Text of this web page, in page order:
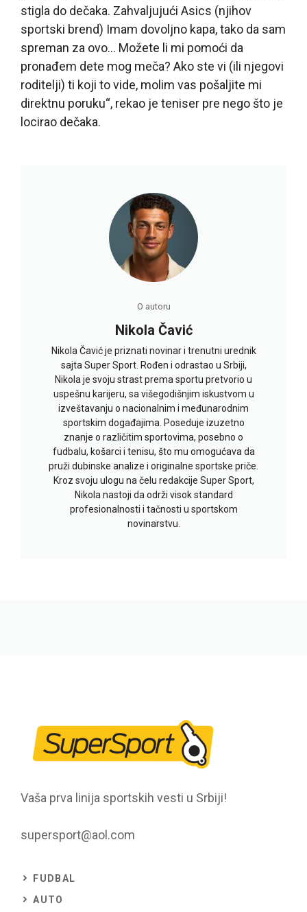
stigla do dečaka. Zahvaljujući Asics (njihov
sportski brend) Imam dovoljno kapa, tako da sam
spreman za ovo… Možete li mi pomoći da
pronađem dete mog meča? Ako ste vi (ili njegovi
roditelji) ti koji to vide, molim vas pošaljite mi
direktnu poruku“, rekao je teniser pre nego što je
locirao dečaka.
O autoru
Nikola Čavić
Nikola Čavić je priznati novinar i trenutni urednik
sajta Super Sport. Rođen i odrastao u Srbiji,
Nikola je svoju strast prema sportu pretvorio u
uspešnu karijeru, sa višegodišnjim iskustvom u
izveštavanju o nacionalnim i međunarodnim
sportskim događajima. Poseduje izuzetno
znanje o različitim sportovima, posebno o
fudbalu, košarci i tenisu, što mu omogućava da
pruži dubinske analize i originalne sportske priče.
Kroz svoju ulogu na čelu redakcije Super Sport,
Nikola nastoji da održi visok standard
profesionalnosti i tačnosti u sportskom
novinarstvu.
Vaša prva linija sportskih vesti u Srbiji!
supersport@aol.com
FUDBAL
AUTO